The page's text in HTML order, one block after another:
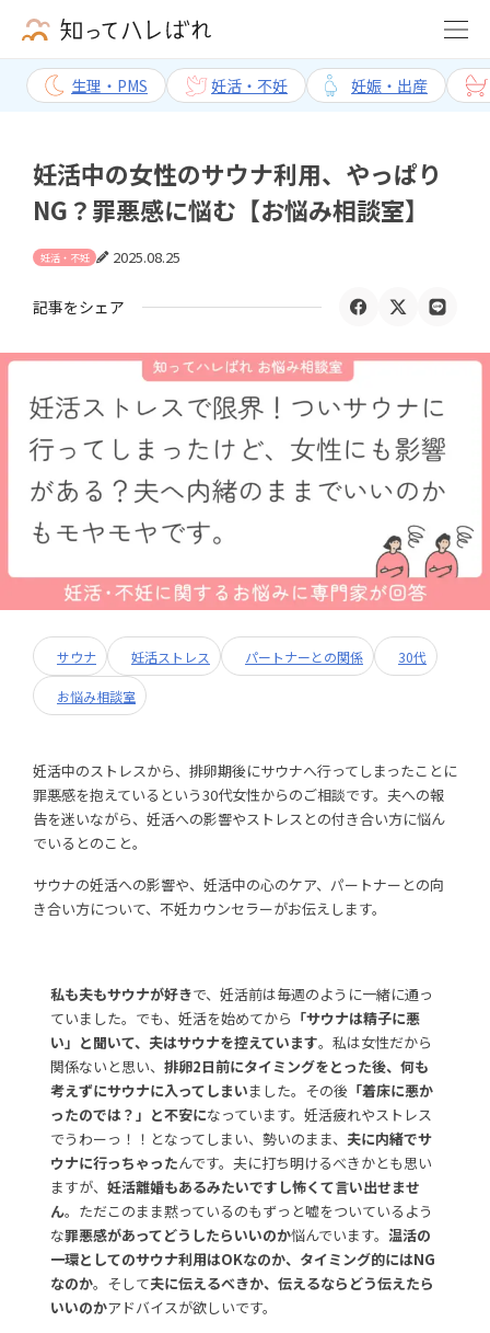
生理・PMS 妊活・不妊 妊娠・出産
妊活中の女性のサウナ利用、やっぱり
NG？罪悪感に悩む【お悩み相談室】
妊活・不妊 2025.08.25
記事をシェア
サウナ 妊活ストレス パートナーとの関係 30代
お悩み相談室
妊活中のストレスから、排卵期後にサウナへ行ってしまったことに
罪悪感を抱えているという30代女性からのご相談です。夫への報
告を迷いながら、妊活への影響やストレスとの付き合い方に悩ん
でいるとのこと。
サウナの妊活への影響や、妊活中の心のケア、パートナーとの向
き合い方について、不妊カウンセラーがお伝えします。
私も夫もサウナが好きで、妊活前は毎週のように一緒に通っ
ていました。でも、妊活を始めてから 「サウナは精子に悪
い」と聞いて、夫はサウナを控えています。私は女性だから
関係ないと思い、 排卵2日前にタイミングをとった後、何も
考えずにサウナに入ってしまいました。その後 「着床に悪か
ったのでは？」と不安になっています。妊活疲れやストレス
でうわーっ！！となってしまい、勢いのまま、 夫に内緒でサ
ウナに行っちゃったんです。夫に打ち明けるべきかとも思い
ますが、 妊活離婚もあるみたいですし怖くて言い出せませ
ん。ただこのまま黙っているのもずっと嘘をついているよう
な罪悪感があってどうしたらいいのか悩んでいます。 温活の
一環としてのサウナ利用はOKなのか、タイミング的にはNG
なのか。そして夫に伝えるべきか、伝えるならどう伝えたら
いいのかアドバイスが欲しいです。